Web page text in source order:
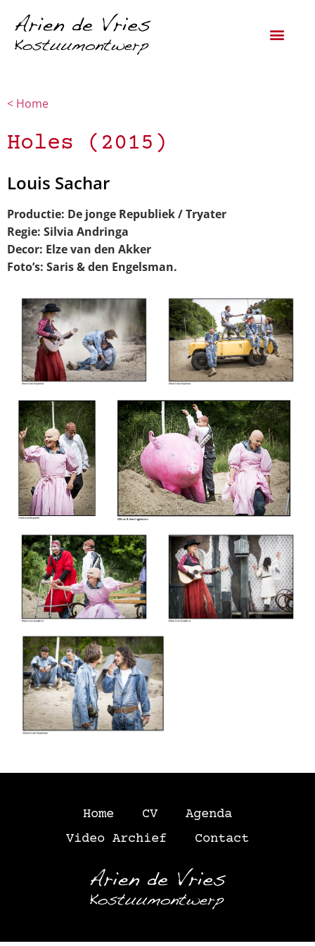
< Home
Holes (2015)
Louis Sachar
Productie: De jonge Republiek / Tryater
Regie: Silvia Andringa
Decor: Elze van den Akker
Foto’s: Saris & den Engelsman.
Home CV
Agenda
Video Archief
Contact